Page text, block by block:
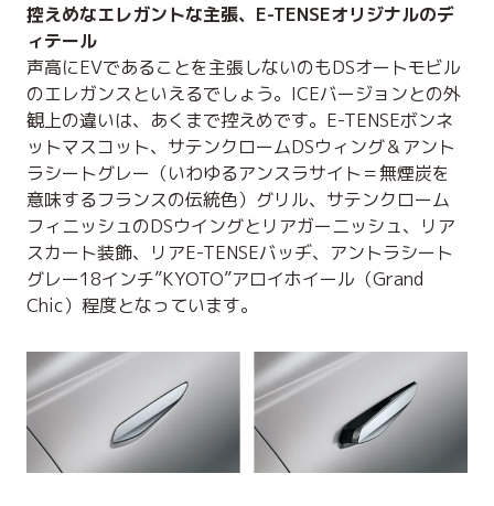
控えめなエレガントな主張、E-TENSEオリジナルのデ
ィテール
声高にEVであることを主張しないのもDSオートモビル
のエレガンスといえるでしょう。ICEバージョンとの外
観上の違いは、あくまで控えめです。E-TENSEボンネ
ットマスコット、サテンクロームDSウィング＆アント
ラシートグレー（いわゆるアンスラサイト＝無煙炭を
意味するフランスの伝統色）グリル、サテンクローム
フィニッシュのDSウイングとリアガーニッシュ、リア
スカート装飾、リアE-TENSEバッヂ、アントラシート
グレー18インチ”KYOTO”アロイホイール（Grand
Chic）程度となっています。